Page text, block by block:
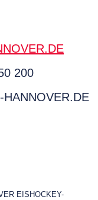
200
EISHOCKEY-